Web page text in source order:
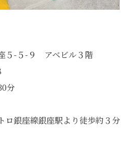
５-５-９ アベビル３階
分
ロ銀座線銀座駅より徒歩約３分